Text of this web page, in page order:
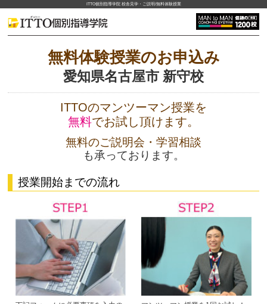
ITTO個別指導学院 校舎見学・ご説明/無料体験授業
無料体験授業のお申込み
愛知県名古屋市 新守校
ITTOのマンツーマン授業を
無料でお試し頂けます。
無料のご説明会・学習相談
も承っております。
授業開始までの流れ